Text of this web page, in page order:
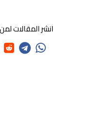
انشر المقالات